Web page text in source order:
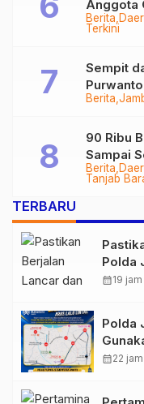
Berita
Terkini
Anggota
Diringkus
Berita
Sempit
Tungkal-
Berita
Tanjab
90 Ribu
Sampai
Audit
TERBARU
Polda
calendar_month19
Polda
calendar_month22